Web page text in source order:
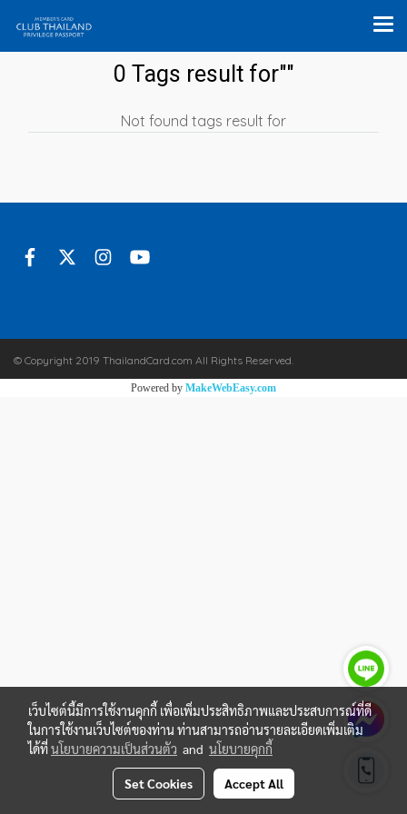
0 Tags result for""
Not found tags result for
© Copyright 2019 ThailandCard.com All Rights Reserved.
Powered by MakeWebEasy.com
เว็บไซต์นี้มีการใช้งานคุกกี้ เพื่อเพิ่มประสิทธิภาพและประสบการณ์ที่ดี
ในการใช้งานเว็บไซต์ของท่าน ท่านสามารถอ่านรายละเอียดเพิ่มเติม
ได้ที่นโยบายความเป็นส่วนตัว and นโยบายคุกกี้
Set Cookies Accept All